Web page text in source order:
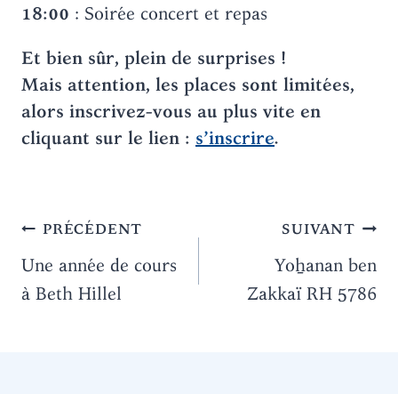
18:00 : Soirée concert et repas
Et bien sûr, plein de surprises !
Mais attention, les places sont limitées,
alors inscrivez-vous au plus vite en
cliquant sur le lien : s’inscrire.
Navigation
de
l’article
PRÉCÉDENT
Une année de cours
à Beth Hillel
SUIVANT
Yoẖanan ben
Zakkaï RH 5786